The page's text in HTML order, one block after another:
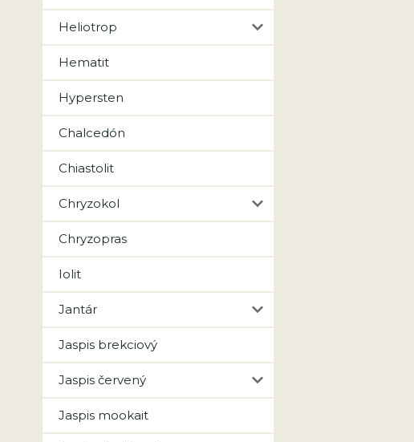
Heliotrop
Hematit
Hypersten
Chalcedón
Chiastolit
Chryzokol
Chryzopras
Iolit
Jantár
Jaspis brekciový
Jaspis červený
Jaspis mookait